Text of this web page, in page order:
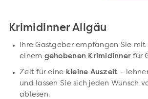
Krimidinner Allgäu
Ihre Gastgeber empfangen Sie
einem gehobenen Krimidinner für
Zeit für eine kleine Auszeit –
und lassen Sie sich jeden Wunsch
ablesen.